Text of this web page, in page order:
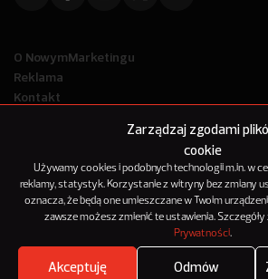
Zarządzaj zgodami
cookie
Używamy cookies i podobnych technologii m.in. w
reklamy, statystyk. Korzystanie z witryny bez zmiany
oznacza, że będą one umieszczane w Twoim
zawsze możesz zmienić te ustawienia. Szczegóły
Prywatności.
Akceptuję Odmów
O NowymMarketingu
Reklama
Kontakt
© 2012-2025
NowyMarketing jest marką 143Media Sp. z o.o.